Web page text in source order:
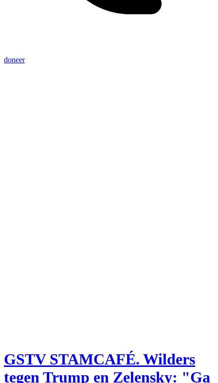
doneer
GSTV STAMCAFÉ. Wilders
tegen Trump en Zelensky: "Ga